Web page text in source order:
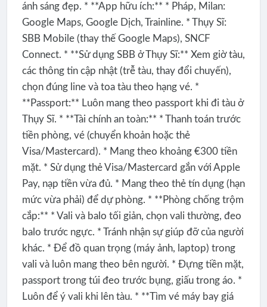
ánh sáng đẹp. * **App hữu ích:** * Pháp, Milan:
Google Maps, Google Dịch, Trainline. * Thụy Sĩ:
SBB Mobile (thay thế Google Maps), SNCF
Connect. * **Sử dụng SBB ở Thụy Sĩ:** Xem giờ tàu,
các thông tin cập nhật (trễ tàu, thay đổi chuyến),
chọn đúng line và toa tàu theo hạng vé. *
**Passport:** Luôn mang theo passport khi đi tàu ở
Thụy Sĩ. * **Tài chính an toàn:** * Thanh toán trước
tiền phòng, vé (chuyển khoản hoặc thẻ
Visa/Mastercard). * Mang theo khoảng €300 tiền
mặt. * Sử dụng thẻ Visa/Mastercard gắn với Apple
Pay, nạp tiền vừa đủ. * Mang theo thẻ tín dụng (hạn
mức vừa phải) để dự phòng. * **Phòng chống trộm
cắp:** * Vali và balo tối giản, chọn vali thường, đeo
balo trước ngực. * Tránh nhận sự giúp đỡ của người
khác. * Để đồ quan trọng (máy ảnh, laptop) trong
vali và luôn mang theo bên người. * Đựng tiền mặt,
passport trong túi đeo trước bụng, giấu trong áo. *
Luôn để ý vali khi lên tàu. * **Tìm vé máy bay giá